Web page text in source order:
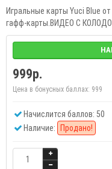
Игральные карты Yuci Blue
гафф-карты.ВИДЕО С КОЛОДОЙ
999р.
Цена в бонусных баллах: 999
Начислится баллов: 50
Наличие:
Продано!